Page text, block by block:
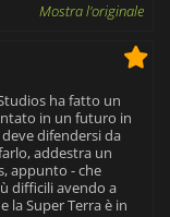
Mostra l'originale
ha fatto un
in un futuro in
difendersi da
addestra un
appunto - che
difficili avendo a
la Super Terra è in